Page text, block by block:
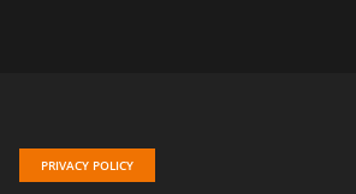
PRIVACY POLICY